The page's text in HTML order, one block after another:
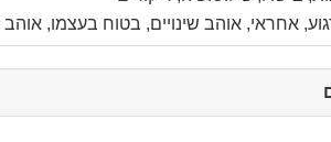
אחראי, אוהב שינויים, בטוח בעצמו, אוהב
to